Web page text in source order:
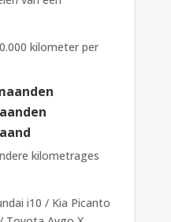
kilometer per
kilometrages
i10 / Kia Picanto